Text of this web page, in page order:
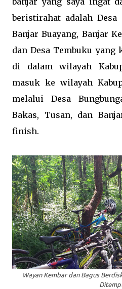
beristirahat adalah Desa
Banjar Buayang, Banjar
dan Desa Tembuku yang
di dalam wilayah
masuk ke wilayah
melalui Desa
Bakas, Tusan, dan
finish.
Wayan Kembar dan Bagus